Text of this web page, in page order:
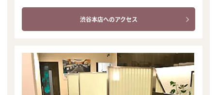
渋谷本店へのアクセス